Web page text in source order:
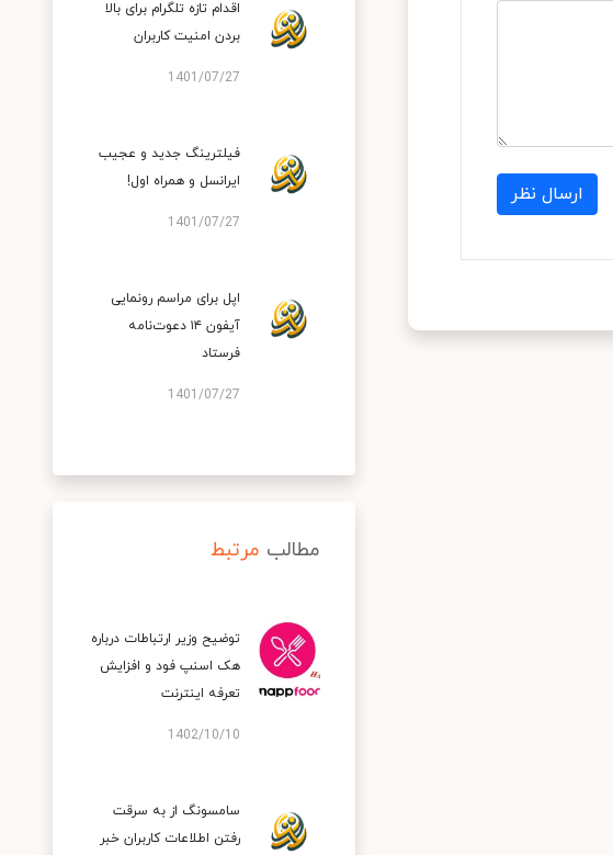
ارسال نظر
اقدام تازه تلگرام برای بالا
بردن امنیت کاربران
1401/07/27
فیلترینگ جدید و عجیب
ایرانسل و همراه اول!
1401/07/27
اپل برای مراسم رونمایی
آیفون ۱۴ دعوت‌نامه
فرستاد
1401/07/27
مطالب مرتبط
توضیح وزیر ارتباطات درباره
هک اسنپ‌ فود و افزایش
تعرفه اینترنت
1402/10/10
سامسونگ از به سرقت
رفتن اطلاعات کاربران خبر